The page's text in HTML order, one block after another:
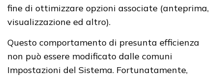
fine di ottimizzare opzioni associate (anteprima,
visualizzazione ed altro).
Questo comportamento di presunta efficienza
non può essere modificato dalle comuni
Impostazioni del Sistema. Fortunatamente,